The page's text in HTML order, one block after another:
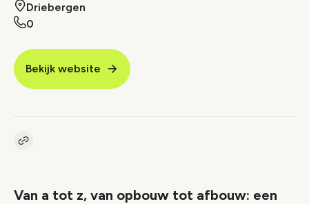
Driebergen
0
Bekijk website
Kopieer link naar vacature
Van a tot z, van opbouw tot afbouw: een